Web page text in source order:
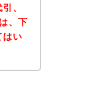
、
、下
はい